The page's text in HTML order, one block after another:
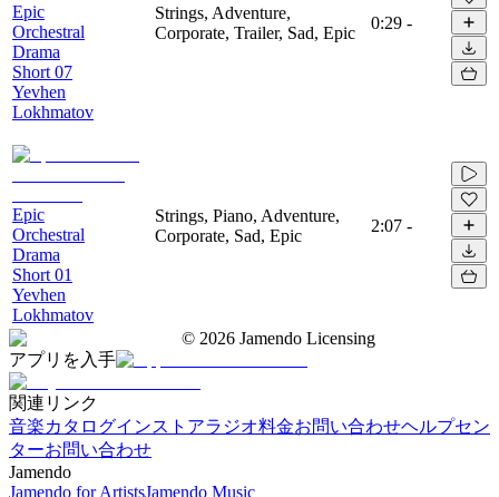
Epic
Orchestral
Drama
Short 07
Yevhen
Lokhmatov
Strings, Adventure,
Corporate, Trailer, Sad, Epic
0:29 -
Epic
Orchestral
Drama
Short 01
Yevhen
Lokhmatov
Strings, Piano, Adventure,
Corporate, Sad, Epic
2:07 -
© 2026 Jamendo Licensing
アプリを入手
関連リンク
音楽カタログインストアラジオ料金お問い合わせヘルプセン
ターお問い合わせ
Jamendo
Jamendo for ArtistsJamendo Music